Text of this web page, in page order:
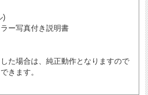
)
ー写真付き説明書
た場合は、純正動作となりますので
きます。